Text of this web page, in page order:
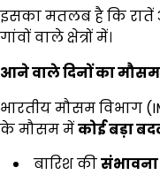
इसका मतलब है कि रातें
गांवों वाले क्षेत्रों में।
आने वाले दिनों का
भारतीय मौसम विभाग
के मौसम मेंकोई बड़ा
बारिश की